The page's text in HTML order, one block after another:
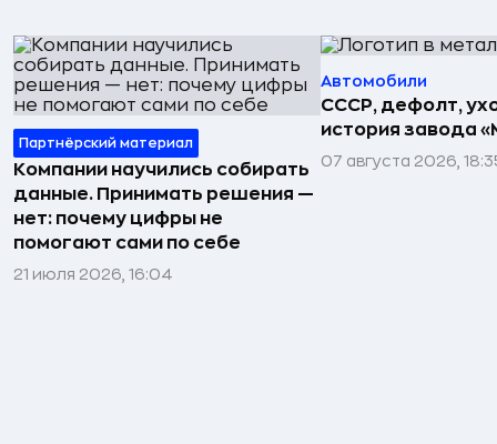
Партнёрский материал
Компании научились собирать
данные. Принимать решения —
нет: почему цифры не
помогают сами по себе
21 июля 2026, 16:04
Автомобили
СССР, дефолт,
история завода
07 августа 2026,